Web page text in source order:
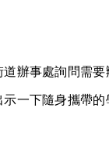
辦事處詢問需要
一下隨身攜帶的